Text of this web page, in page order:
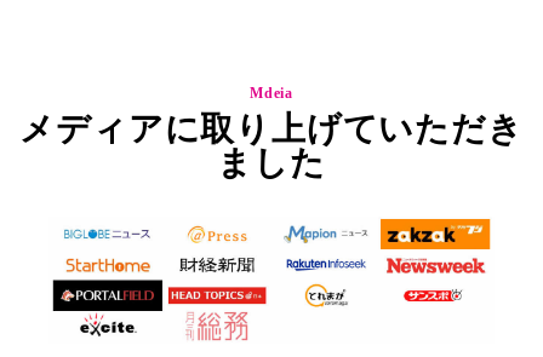
Mdeia
メディアに取り上げていただき
ました